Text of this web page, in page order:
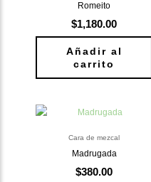
Romeito
$1,180.00
Añadir al
carrito
Cara de mezcal
Madrugada
$380.00